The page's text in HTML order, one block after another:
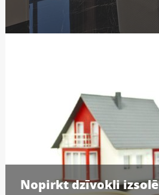
Nopirkt dzīvokli izsolē